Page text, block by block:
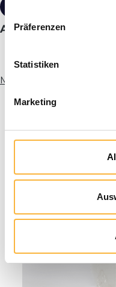
Präferenzen
Statistiken
Marketing
Ami-Schiene
Mehr Infos
Produkt Anzahl: